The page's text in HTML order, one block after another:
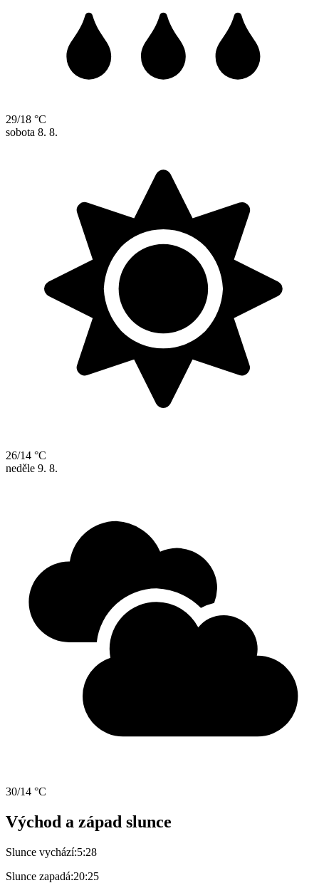
29/18 °C
sobota 8. 8.
26/14 °C
neděle 9. 8.
30/14 °C
Východ a západ slunce
Slunce vychází:5:28
Slunce zapadá:20:25